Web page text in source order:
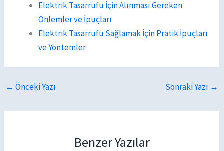
Elektrik Tasarrufu İçin Alınması Gereken
Önlemler ve İpuçları
Elektrik Tasarrufu Sağlamak İçin Pratik İpuçları
ve Yöntemler
← Önceki Yazı Sonraki Yazı →
Benzer Yazılar